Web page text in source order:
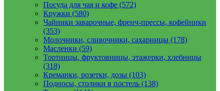
Посуда для чая и кофе (572)
Кружки (580)
Чайники заварочные, френч-прессы, кофейники
(353)
Молочники, сливочники, сахарницы (178)
Масленки (59)
Тортницы, фруктовницы, этажерки, хлебницы
(318)
Креманки, розетки, дозы (103)
Подносы, столики в постель (138)